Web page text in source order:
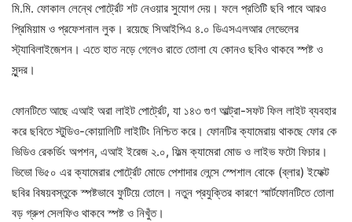
মি.মি. ফোকাল লেন্থে পোর্ট্রেট শট নেওয়ার সুযোগ দেয়। ফলে প্রতিটি ছবি পাবে আরও
প্রিমিয়াম ও প্রফেশনাল লুক। রয়েছে সিআইপিএ ৪.০ ডিএসএলআর লেভেলের
স্ট্যাবিলাইজেশন। এতে হাত নড়ে গেলেও রাতে তোলা যে কোনও ছবিও থাকবে স্পষ্ট ও
সুন্দর।
ফোনটিতে আছে এআই অরা লাইট পোর্ট্রেট, যা ১৪৩ গুণ আল্ট্রা-সফট ফিল লাইট ব্যবহার
করে ছবিতে স্টুডিও-কোয়ালিটি লাইটিং নিশ্চিত করে। ফোনটির ক্যামেরায় থাকছে ফোর কে
ভিডিও রেকর্ডিং অপশন, এআই ইরেজ ২.০, ফিল্ম ক্যামেরা মোড ও লাইভ ফটো ফিচার।
ভিভো ভি৫০ এর ক্যামেরার পোর্ট্রেট মোডে পেশাদার লেন্সে স্পেশাল বোকে (ব্লার) ইফেক্ট
ছবির বিষয়বস্তুকে স্পষ্টভাবে ফুটিয়ে তোলে। নতুন প্রযুক্তির কারণে স্মার্টফোনটিতে তোলা
বড় গ্রুপ সেলফিও থাকবে স্পষ্ট ও নিখুঁত।